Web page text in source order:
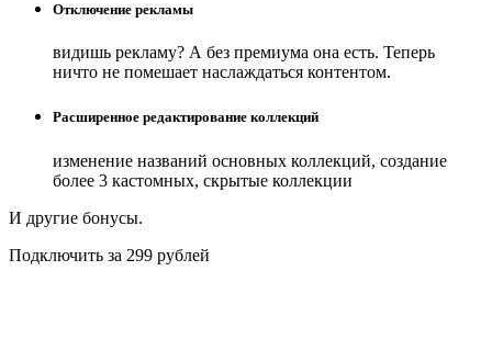
Отключение рекламы
видишь рекламу? А без премиума она есть. Теперь
ничто не помешает наслаждаться контентом.
Расширенное редактирование коллекций
изменение названий основных коллекций, создание
более 3 кастомных, скрытые коллекции
И другие бонусы.
Подключить за 299 рублей